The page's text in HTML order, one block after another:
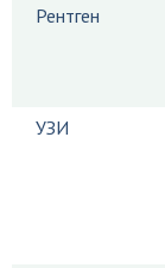
Рентген
УЗИ